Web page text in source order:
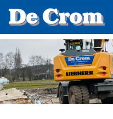
Meteen
naar
de
inhoud